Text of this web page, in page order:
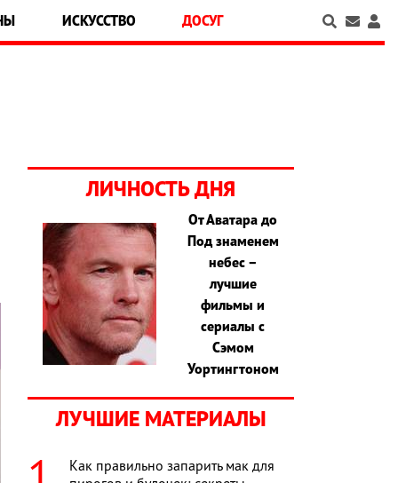
ИСКУССТВО ДОСУГ
ЛИЧНОСТЬ ДНЯ
От Аватара до
Под знаменем
небес –
лучшие
фильмы и
сериалы с
Сэмом
Уортингтоном
ЛУЧШИЕ МАТЕРИАЛЫ
Как правильно запарить мак для